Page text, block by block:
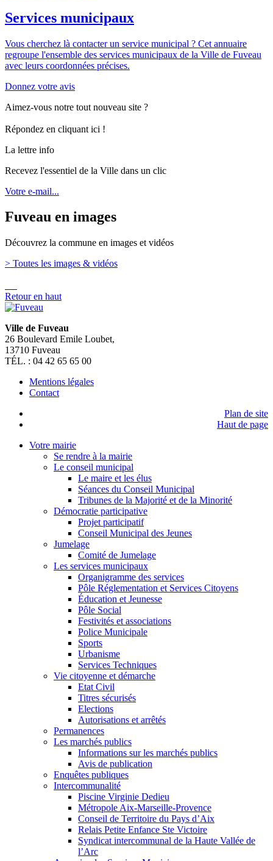
Services municipaux
Vous cherchez là contacter un service municipal ? Cet annuaire
regroupe l'ensemble des services municipaux de la Ville de Fuveau
avec leurs coordonnées précises.
Donnez votre avis
Aimez-vous notre tout nouveau site ?
Répondez en cliquant ici !
La lettre info
Recevez l'essentiel de la Ville dans un clic
Votre e-mail...
Fuveau en images
Découvrez la commune en images et vidéos
> Toutes les images & vidéos
Retour en haut
Ville de Fuveau
26 Boulevard Emile Loubet,
13710 Fuveau
TÉL. : 04 42 65 65 00
Mentions légales
Contact
Plan de site
Haut de page
Votre mairie
Se rendre à la mairie
Le conseil municipal
Le maire et les élus
Séances du Conseil Municipal
Tribunes de la Majorité et de la Minorité
Démocratie participative
Projet participatif
Conseil Municipal des Jeunes
Jumelage
Comité de Jumelage
Les services municipaux
Organigramme des services
Pôle Réglementation et Services Citoyens
Éducation et Jeunesse
Pôle Social
Festivités et associations
Police Municipale
Sports
Urbanisme
Services Techniques
Vie citoyenne et démarche
Etat Civil
Titres sécurisés
Elections
Autorisations et arrêtés
Permanences
Les marchés publics
Informations sur les marchés publics
Avis de publication
Enquêtes publiques
Intercommunalité
Piscine Virginie Dedieu
Métropole Aix-Marseille-Provence
Conseil de Territoire du Pays d’Aix
Relais Petite Enfance Ste Victoire
Syndicat intercommunal de la Haute Vallée de
l’Arc